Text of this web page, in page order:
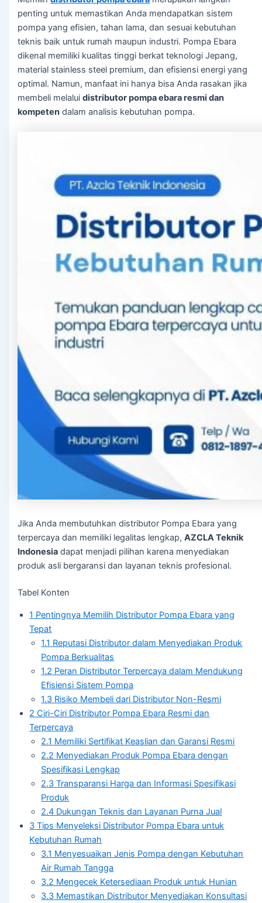
Panel Electric Pump
Genset
Genset Perkins
Genset Yanmar
Genset V-GEN
penting untuk memastikan Anda mendapatkan sistem
pompa yang efisien, tahan lama, dan sesuai kebutuhan
teknis baik untuk rumah maupun industri. Pompa Ebara
dikenal memiliki kualitas tinggi berkat teknologi Jepang,
material stainless steel premium, dan efisiensi energi yang
optimal. Namun, manfaat ini hanya bisa Anda rasakan jika
membeli melaluidistributor pompa ebara resmi dan
kompeten dalam analisis kebutuhan pompa.
Jika Anda membutuhkan distributor Pompa Ebara yang
terpercaya dan memiliki legalitas lengkap,AZCLA Teknik
Indonesia dapat menjadi pilihan karena menyediakan
produk asli bergaransi dan layanan teknis profesional.
Tabel Konten
1 Pentingnya Memilih Distributor Pompa Ebara yang
Tepat
1.1 Reputasi Distributor dalam Menyediakan Produk
Pompa Berkualitas
1.2 Peran Distributor Terpercaya dalam Mendukung
Efisiensi Sistem Pompa
1.3 Risiko Membeli dari Distributor Non-Resmi
2 Ciri-Ciri Distributor Pompa Ebara Resmi dan
Terpercaya
2.1 Memiliki Sertifikat Keaslian dan Garansi Resmi
2.2 Menyediakan Produk Pompa Ebara dengan
Spesifikasi Lengkap
2.3 Transparansi Harga dan Informasi Spesifikasi
Produk
2.4 Dukungan Teknis dan Layanan Purna Jual
3 Tips Menyeleksi Distributor Pompa Ebara untuk
Kebutuhan Rumah
3.1 Menyesuaikan Jenis Pompa dengan Kebutuhan
Air Rumah Tangga
3.2 Mengecek Ketersediaan Produk untuk Hunian
3.3 Memastikan Distributor Menyediakan Konsultasi